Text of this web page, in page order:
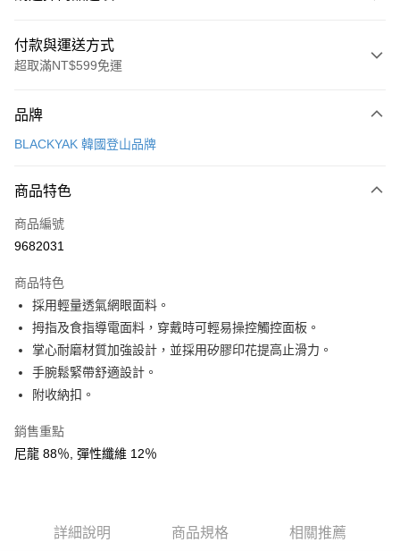
付款與運送方式
超取滿NT$599免運
信用卡一次付款
LINE Pay
Apple Pay
悠遊付
Google Pay
全盈+PAY
AFTEE先享後付
【關於「AFTEE先享後付」】
AFTEE先享後付是「在收到商品之後才付款」的支付方式。 讓您購物簡單
ATM付款
每筆NT$60，滿NT$599(含以上)免運費
品牌
BLACKYAK 韓國登山品牌
商品特色
商品編號
9682031
商品特色
採用輕量透氣網眼面料。
拇指及食指導電面料，穿戴時可輕易操控觸控面板。
掌心耐磨材質加強設計，並採用矽膠印花提高止滑力。
手腕鬆緊帶舒適設計。
附收納扣。
銷售重點
尼龍 88％, 彈性纖維 12％
詳細說明 商品規格 相關推薦